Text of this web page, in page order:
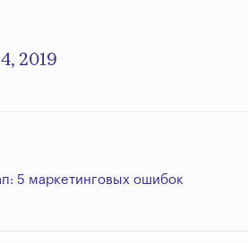
2019
5 маркетинговых ошибок